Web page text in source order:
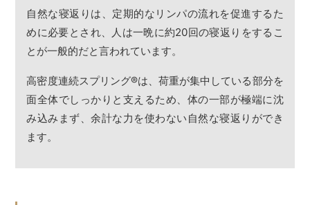
自然な寝返りは、定期的なリンパの流れを促進するた
めに必要とされ、人は一晩に約20回の寝返りをするこ
とが一般的だと言われています。
高密度連続スプリング®は、荷重が集中している部分を
面全体でしっかりと支えるため、体の一部が極端に沈
み込みまず、余計な力を使わない自然な寝返りができ
ます。